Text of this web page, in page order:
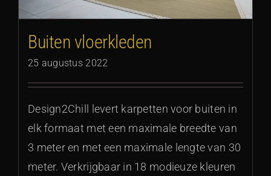
Buiten vloerkleden
25 augustus 2022
Design2Chill levert karpetten voor buiten in
elk formaat met een maximale breedte van
3 meter en met een maximale lengte van 30
meter. Verkrijgbaar in 18 modieuze kleuren